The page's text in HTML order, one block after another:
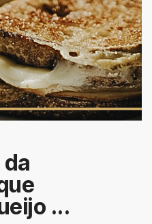
...